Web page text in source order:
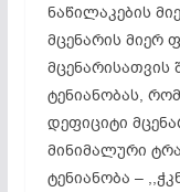
ნაწილაკების
მცენარის მიერ
მცენარისათვის
ტენიანობას,
დეფიციტი
მინიმალური
ტენიანობა –